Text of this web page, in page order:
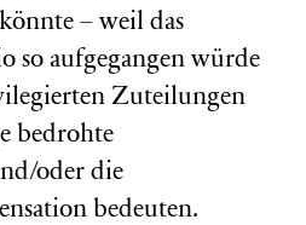
– weil das
so aufgegangen würde
Zuteilungen
bedrohte
oder die
bedeuten.